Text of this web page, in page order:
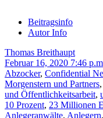
Beitragsinfo
Autor Info
Thomas Breithaupt
Februar 16, 2020 7:46
Abzocker, Confidential
Morgenstern und Partners,
und Öffentlichkeitsarbeit,
10 Prozent, 23 Millionen
Anlegeranwälte, Anlegern,